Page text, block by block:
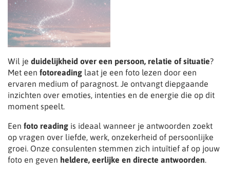
Wil je duidelijkheid over een persoon, relatie of situatie?
Met een fotoreading laat je een foto lezen door een
ervaren medium of paragnost. Je ontvangt diepgaande
inzichten over emoties, intenties en de energie die op dit
moment speelt.
Een foto reading is ideaal wanneer je antwoorden zoekt
op vragen over liefde, werk, onzekerheid of persoonlijke
groei. Onze consulenten stemmen zich intuïtief af op jouw
foto en geven heldere, eerlijke en directe antwoorden.